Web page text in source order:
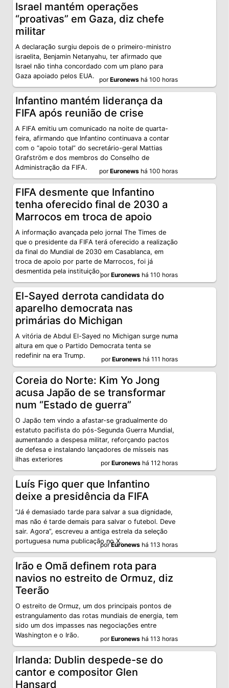
Israel mantém operações
“proativas” em Gaza, diz chefe
militar
A declaração surgiu depois de o primeiro-ministro
israelita, Benjamin Netanyahu, ter afirmado que
Israel não tinha concordado com um plano para
Gaza apoiado pelos EUA.
porEuronews há 100 horas
Infantino mantém liderança da
FIFA após reunião de crise
A FIFA emitiu um comunicado na noite de quarta-
feira, afirmando que Infantino continuava a contar
com o “apoio total” do secretário-geral Mattias
Grafström e dos membros do Conselho de
Administração da FIFA.
porEuronews há 100 horas
FIFA desmente que Infantino
tenha oferecido final de 2030 a
Marrocos em troca de apoio
A informação avançada pelo jornal The Times de
que o presidente da FIFA terá oferecido a realização
da final do Mundial de 2030 em Casablanca, em
troca de apoio por parte de Marrocos, foi já
desmentida pela instituição.porEuronews há 110 horas
El-Sayed derrota candidata do
aparelho democrata nas
primárias do Michigan
A vitória de Abdul El-Sayed no Michigan surge numa
altura em que o Partido Democrata tenta se
redefinir na era Trump.
porEuronews há 111 horas
Coreia do Norte: Kim Yo Jong
acusa Japão de se transformar
num “Estado de guerra”
O Japão tem vindo a afastar-se gradualmente do
estatuto pacifista do pós-Segunda Guerra Mundial,
aumentando a despesa militar, reforçando pactos
de defesa e instalando lançadores de mísseis nas
ilhas exteriores
porEuronews há 112 horas
Luís Figo quer que Infantino
deixe a presidência da FIFA
“Já é demasiado tarde para salvar a sua dignidade,
mas não é tarde demais para salvar o futebol. Deve
sair. Agora”, escreveu a antiga estrela da seleção
portuguesa numa publicação no X.
porEuronews há 113 horas
Irão e Omã definem rota para
navios no estreito de Ormuz, diz
Teerão
O estreito de Ormuz, um dos principais pontos de
estrangulamento das rotas mundiais de energia, tem
sido um dos impasses nas negociações entre
Washington e o Irão.
porEuronews há 113 horas
Irlanda: Dublin despede-se do
cantor e compositor Glen
Hansard